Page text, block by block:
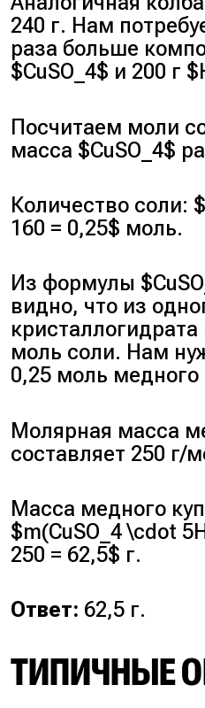
240 г. Нам
раза больше
$CuSO_4$ и 200 г
Посчитаем моли
масса $CuSO_4$
Количество соли:
160 = 0,25$ моль.
Из формулы
видно, что из
моль соли. Нам
0,25 моль медного
Молярная масса
составляет 250 г/
Масса медного
$m(CuSO_4 \cdot
250 = 62,5$ г.
Ответ: 62,5 г.
ТИПИЧНЫЕ